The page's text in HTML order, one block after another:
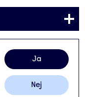
Ja
Nej